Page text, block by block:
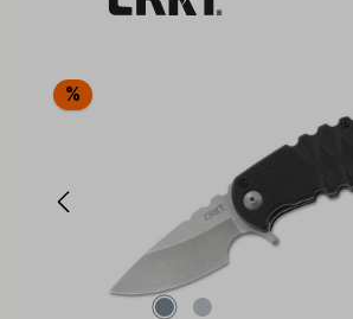
Bildergalerie überspringen
%